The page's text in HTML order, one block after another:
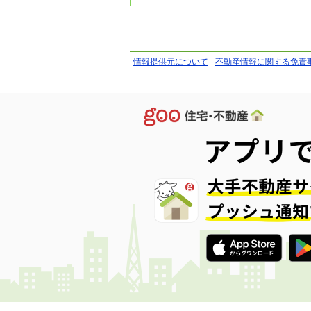
情報提供元について - 不動産情報に関する免責